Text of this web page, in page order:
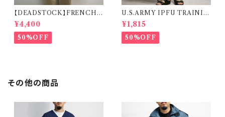
【DEADSTOCK】FRENCH
MILITARY SLEEPING SHI
RT フランス軍 スリーピングシャ
ツ デッドストック
¥4,400
50%OFF
U.S.ARMY IPFU TRAININ
G SHORTS 米軍 トレーニング
ショーツ
¥1,815
50%OFF
その他の商品